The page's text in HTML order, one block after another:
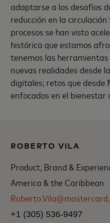
adaptarse a los desafíos
reducción en la
procesos se han visto
histórica que estamos
tenemos las
nuevas realidades desde
digitales; retos que
enfocados en el bienestar
ROBERTO VILA
Product, Brand &
America & the Caribbean
+1 (305) 536-9497